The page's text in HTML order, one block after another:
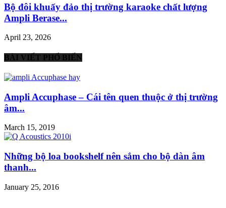
Bộ đôi khuấy đảo thị trường karaoke chất lượng
Ampli Berase...
April 23, 2026
BÀI VIẾT PHỔ BIẾN
Ampli Accuphase – Cái tên quen thuộc ở thị trường
âm...
March 15, 2019
Những bộ loa bookshelf nên sắm cho bộ dàn âm
thanh...
January 25, 2016